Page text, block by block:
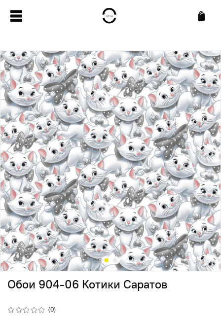
(0)
Обои 904-06 Котики Саратов